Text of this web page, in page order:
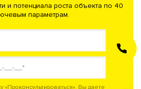
и потенциала роста объекта по 40
параметрам.
«Проконсультироваться», Вы даете
ЗАКАЗАТЬ
ЗВОНОК